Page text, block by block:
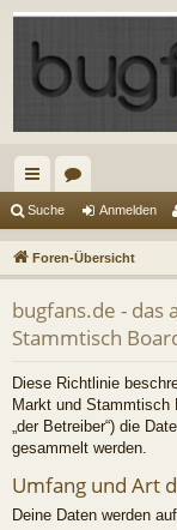
ch
ne
llz
ug
en
Suche Anmelden
Foren-Übersicht
bugfans.de - das
Stammtisch
Diese Richtlinie
Markt und Stammtisch
„der Betreiber“) die
gesammelt werden.
Umfang und Art
Deine Daten werden